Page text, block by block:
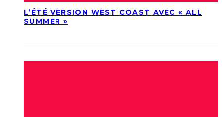
L’ÉTÉ VERSION WEST COAST AVEC « ALL
SUMMER »